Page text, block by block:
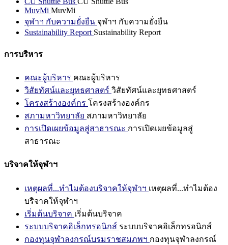
MuvMi MuvMi
จุฬาฯ กับความยั่งยืน จุฬาฯ กับความยั่งยืน
Sustainability Report Sustainability Report
การบริหาร
คณะผู้บริหาร คณะผู้บริหาร
วิสัยทัศน์และยุทธศาสตร์ วิสัยทัศน์และยุทธศาสตร์
โครงสร้างองค์กร โครงสร้างองค์กร
สภามหาวิทยาลัย สภามหาวิทยาลัย
การเปิดเผยข้อมูลสู่สาธารณะ การเปิดเผยข้อมูลสู่
สาธารณะ
บริจาคให้จุฬาฯ
เหตุผลที่...ทำไมต้องบริจาคให้จุฬาฯ เหตุผลที่...ทำไมต้อง
บริจาคให้จุฬาฯ
เริ่มต้นบริจาค เริ่มต้นบริจาค
ระบบบริจาคอิเล็กทรอนิกส์ ระบบบริจาคอิเล็กทรอนิกส์
กองทุนจุฬาลงกรณ์บรมราชสมภพฯ กองทุนจุฬาลงกรณ์